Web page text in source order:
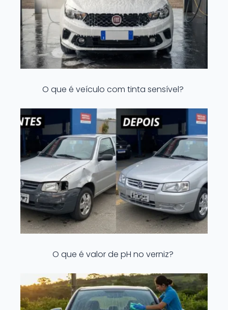
O que é veículo com tinta sensível?
O que é valor de pH no verniz?